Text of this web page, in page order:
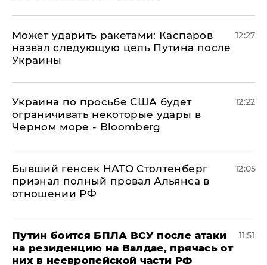
Может ударить ракетами: Каспаров
назвал следующую цель Путина после
Украины
12:27
Украина по просьбе США будет
ограничивать некоторые удары в
Черном море - Bloomberg
12:22
Бывший генсек НАТО Столтенберг
признал полный провал Альянса в
отношении РФ
12:05
Путин боится БПЛА ВСУ после атаки
на резиденцию на Валдае, прячась от
них в неевропейской части РФ
11:51